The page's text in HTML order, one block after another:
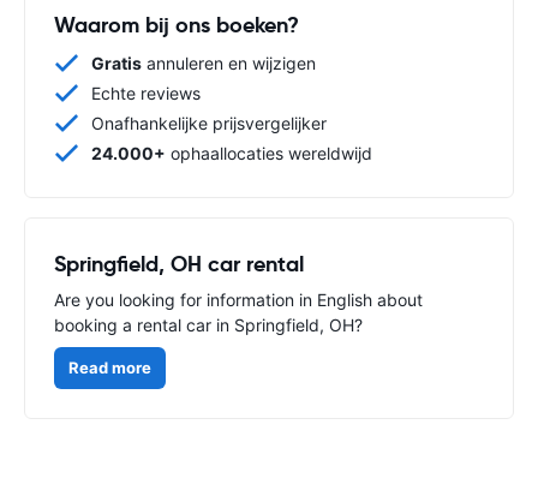
Waarom bij ons boeken?
Gratis annuleren en wijzigen
Echte reviews
Onafhankelijke prijsvergelijker
24.000+ ophaallocaties wereldwijd
Springfield, OH car rental
Are you looking for information in English about
booking a rental car in Springfield, OH?
Read more